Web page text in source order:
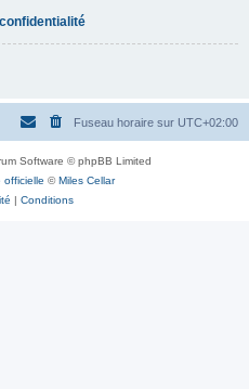
Fuseau horaire sur UTC+02:00
Software © phpBB Limited
officielle ©Miles Cellar
| Conditions